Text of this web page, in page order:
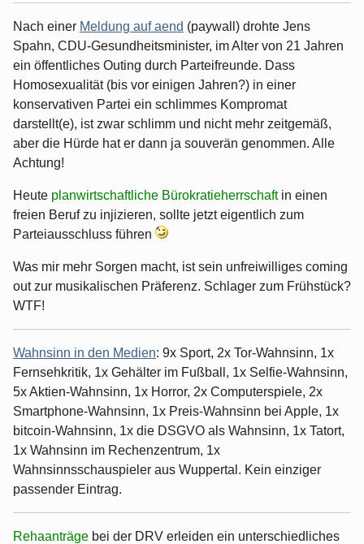
Nach einer Meldung auf aend (paywall) drohte Jens
Spahn, CDU-Gesundheitsminister, im Alter von 21 Jahren
ein öffentliches Outing durch Parteifreunde. Dass
Homosexualität (bis vor einigen Jahren?) in einer
konservativen Partei ein schlimmes Kompromat
darstellt(e), ist zwar schlimm und nicht mehr zeitgemäß,
aber die Hürde hat er dann ja souverän genommen. Alle
Achtung!
Heute planwirtschaftliche Bürokratieherrschaftin einen
freien Beruf zu injizieren, sollte jetzt eigentlich zum
Parteiausschluss führen
Was mir mehr Sorgen macht, ist sein unfreiwilliges coming
out zur musikalischen Präferenz. Schlager zum Frühstück?
WTF!
Wahnsinn in den Medien: 9x Sport, 2x Tor-Wahnsinn, 1x
Fernsehkritik, 1x Gehälter im Fußball, 1x Selfie-Wahnsinn,
5x Aktien-Wahnsinn, 1x Horror, 2x Computerspiele, 2x
Smartphone-Wahnsinn, 1x Preis-Wahnsinn bei Apple, 1x
bitcoin-Wahnsinn, 1x die DSGVO als Wahnsinn, 1x Tatort,
1x Wahnsinn im Rechenzentrum, 1x
Wahnsinnsschauspieler aus Wuppertal. Kein einziger
passender Eintrag.
Rehaanträge bei der DRV erleiden ein unterschiedliches